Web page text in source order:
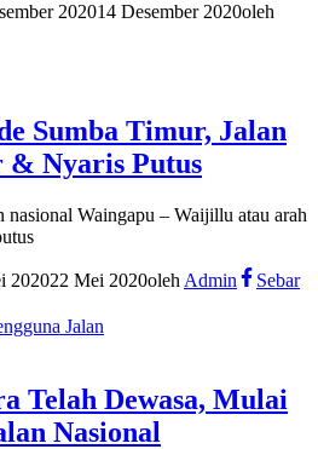
202014 Desember 2020oleh
Sumba Timur, Jalan
& Nyaris Putus
nasional Waingapu – Waijillu atau arah
202022 Mei 2020oleh Admin
Sebar
Telah Dewasa, Mulai
Nasional